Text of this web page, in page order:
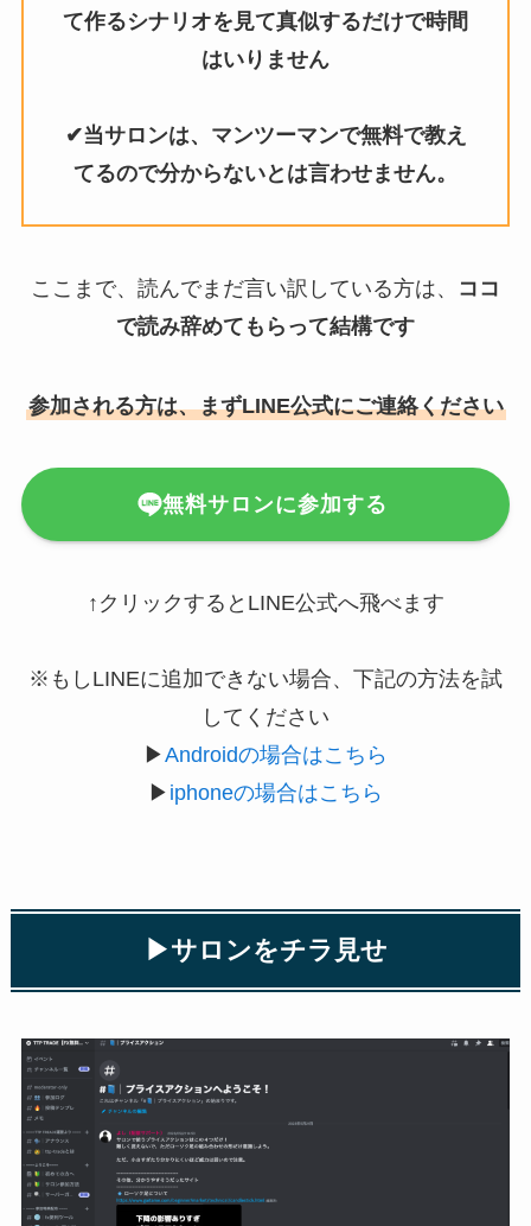
て作るシナリオを見て真似するだけで時間
はいりません
✔当サロンは、マンツーマンで無料で教え
てるので分からないとは言わせません。
ここまで、読んでまだ言い訳している方は、 ココ
で読み辞めてもらって結構です
参加される方は、まずLINE公式にご連絡ください
無料サロンに参加する
↑クリックするとLINE公式へ飛べます
※もしLINEに追加できない場合、下記の方法を試
してください
▶Androidの場合はこちら
▶ iphoneの場合はこちら
▶︎サロンをチラ見せ